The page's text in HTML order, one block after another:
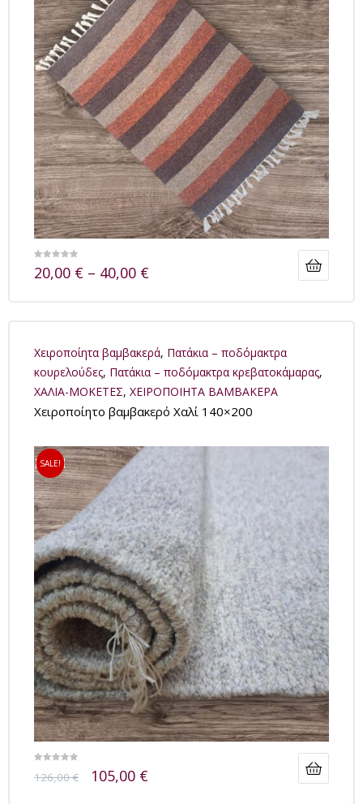
20,00 € – 40,00 €
Xειροποίητα βαμβακερά, Πατάκια – ποδόμακτρα
κουρελούδες, Πατάκια – ποδόμακτρα κρεβατοκάμαρας,
ΧΑΛΙΑ-ΜΟΚΕΤΕΣ, ΧΕΙΡΟΠΟΙΗΤΑ ΒΑΜΒΑΚΕΡΑ
Χειροποίητο βαμβακερό Χαλί 140×200
SALE!
126,00€ 105,00 €